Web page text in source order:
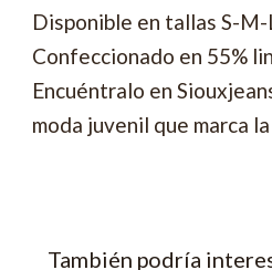
Disponible en tallas S-M-
Confeccionado en 55%
Encuéntralo en
moda juvenil que marca
También podría